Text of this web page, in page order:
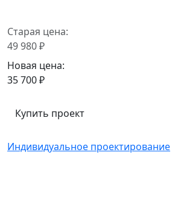
Старая цена:
49 980 ₽
Новая цена:
35 700 ₽
Купить проект
Индивидуальное проектирование